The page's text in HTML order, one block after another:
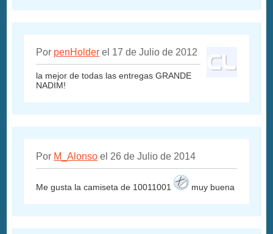
Por penHolder el 17 de Julio de 2012
la mejor de todas las entregas GRANDE
NADIM!
Por M_Alonso el 26 de Julio de 2014
Me gusta la camiseta de 10011001 muy buena